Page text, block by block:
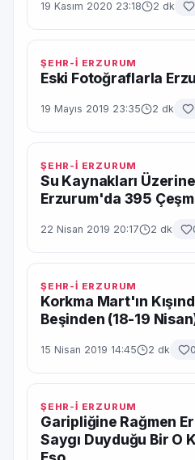
19 Kasım 2020 23:18 2 dk
ŞEHR-İ ERZURUM
Eski Fotoğraflarla
19 Mayıs 2019 23:35 2 dk
ŞEHR-İ ERZURUM
Su Kaynakları
Erzurum'da 395
22 Nisan 2019 20:17 2 dk
ŞEHR-İ ERZURUM
Korkma Mart'ın
Beşinden (18-19
15 Nisan 2019 14:45 2 dk 0
ŞEHR-İ ERZURUM
Garipliğine Rağmen
Saygı Duyduğu Bir O